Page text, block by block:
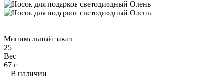
Минимальный заказ
25
Вес
67 г
В наличии